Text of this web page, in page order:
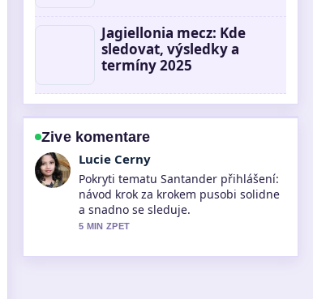
Jagiellonia mecz: Kde
sledovat, výsledky a
termíny 2025
Zive komentare
Martin Prochazka
Vyborna verifikace kolem Cestovní
kufry – průvodce výběrem, srovnání
značek.... Vic redakci by melo psat
timto stylem.